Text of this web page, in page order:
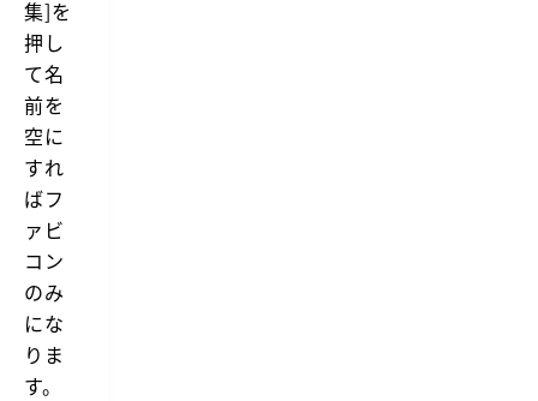
集]を
押し
て名
前を
空に
すれ
ばフ
ァビ
コン
のみ
にな
りま
す。